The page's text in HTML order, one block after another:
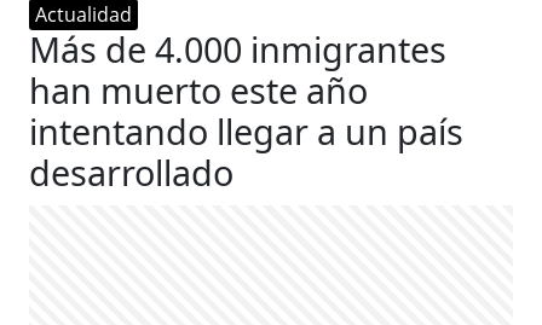
Actualidad
Más de 4.000 inmigrantes
han muerto este año
intentando llegar a un país
desarrollado